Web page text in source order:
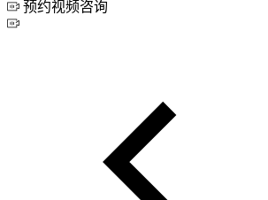
预约视频咨询